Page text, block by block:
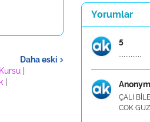
Daha eski
Yorumlar
5
.,,,,,,,,,,,,
ÇALI
COK